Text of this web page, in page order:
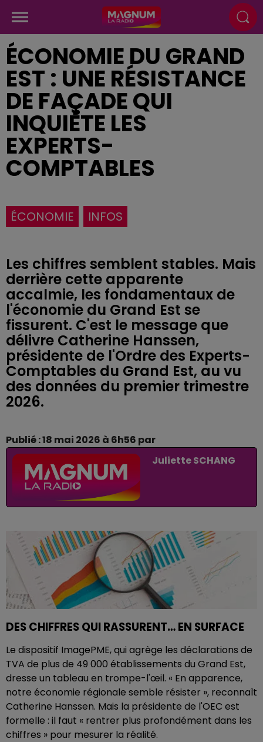
ÉCONOMIE DU GRAND
EST : UNE RÉSISTANCE
DE FAÇADE QUI
INQUIÈTE LES
EXPERTS-
COMPTABLES
ÉCONOMIE INFOS
Les chiffres semblent stables. Mais
derrière cette apparente
accalmie, les fondamentaux de
l'économie du Grand Est se
fissurent. C'est le message que
délivre Catherine Hanssen,
présidente de l'Ordre des Experts-
Comptables du Grand Est, au vu
des données du premier trimestre
2026.
Publié : 18 mai 2026 à 6h56 par
Juliette SCHANG
DES CHIFFRES QUI RASSURENT… EN SURFACE
Le dispositif ImagePME, qui agrège les déclarations de
TVA de plus de 49 000 établissements du Grand Est,
dresse un tableau en trompe-l'œil. « En apparence,
notre économie régionale semble résister », reconnaît
Catherine Hanssen. Mais la présidente de l'OEC est
formelle : il faut « rentrer plus profondément dans les
chiffres » pour mesurer la réalité.